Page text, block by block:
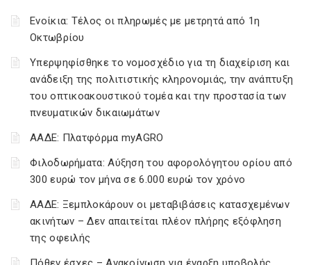
Ενοίκια: Τέλος οι πληρωμές με μετρητά από 1η
Οκτωβρίου
Υπερψηφίσθηκε το νομοσχέδιο για τη διαχείριση και
ανάδειξη της πολιτιστικής κληρονομιάς, την ανάπτυξη
του οπτικοακουστικού τομέα και την προστασία των
πνευματικών δικαιωμάτων
ΑΑΔΕ: Πλατφόρμα myAGRO
Φιλοδωρήματα: Αύξηση του αφορολόγητου ορίου από
300 ευρώ τον μήνα σε 6.000 ευρώ τον χρόνο
ΑΑΔΕ: Ξεμπλοκάρουν οι μεταβιβάσεις κατασχεμένων
ακινήτων – Δεν απαιτείται πλέον πλήρης εξόφληση
της οφειλής